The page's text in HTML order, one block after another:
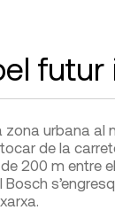
zona urbana
de la
200 m entre